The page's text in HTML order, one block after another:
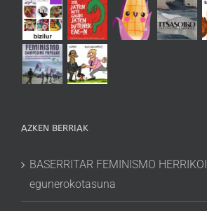
AZKEN BERRIAK
BASERRITAR FEMINISMO
egunerokotasuna